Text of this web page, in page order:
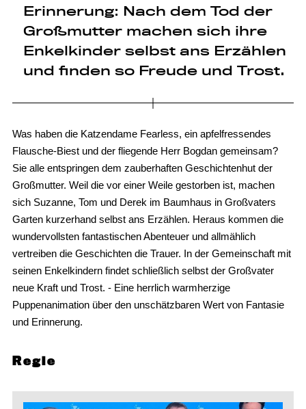
Erinnerung: Nach dem Tod der
Großmutter machen sich ihre
Enkelkinder selbst ans Erzählen
und finden so Freude und Trost.
Was haben die Katzendame Fearless, ein apfelfressendes
Flausche-Biest und der fliegende Herr Bogdan gemeinsam?
Sie alle entspringen dem zauberhaften Geschichtenhut der
Großmutter. Weil die vor einer Weile gestorben ist, machen
sich Suzanne, Tom und Derek im Baumhaus in Großvaters
Garten kurzerhand selbst ans Erzählen. Heraus kommen die
wundervollsten fantastischen Abenteuer und allmählich
vertreiben die Geschichten die Trauer. In der Gemeinschaft mit
seinen Enkelkindern findet schließlich selbst der Großvater
neue Kraft und Trost. - Eine herrlich warmherzige
Puppenanimation über den unschätzbaren Wert von Fantasie
und Erinnerung.
Regie